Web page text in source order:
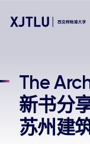
招生
科研
The
新书分
苏州建